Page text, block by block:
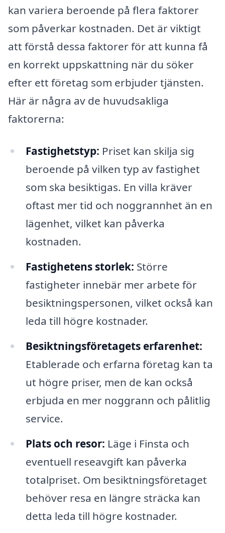
kan variera beroende på flera faktorer
som påverkar kostnaden. Det är viktigt
att förstå dessa faktorer för att kunna få
en korrekt uppskattning när du söker
efter ett företag som erbjuder tjänsten.
Här är några av de huvudsakliga
faktorerna:
Fastighetstyp: Priset kan skilja sig
beroende på vilken typ av fastighet
som ska besiktigas. En villa kräver
oftast mer tid och noggrannhet än en
lägenhet, vilket kan påverka
kostnaden.
Fastighetens storlek: Större
fastigheter innebär mer arbete för
besiktningspersonen, vilket också kan
leda till högre kostnader.
Besiktningsföretagets erfarenhet:
Etablerade och erfarna företag kan ta
ut högre priser, men de kan också
erbjuda en mer noggrann och pålitlig
service.
Plats och resor: Läge i Finsta och
eventuell reseavgift kan påverka
totalpriset. Om besiktningsföretaget
behöver resa en längre sträcka kan
detta leda till högre kostnader.